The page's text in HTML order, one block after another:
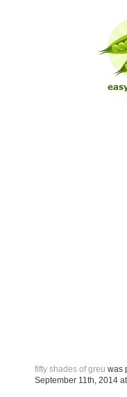
fifty shades of greu was
September 11th, 2014 at